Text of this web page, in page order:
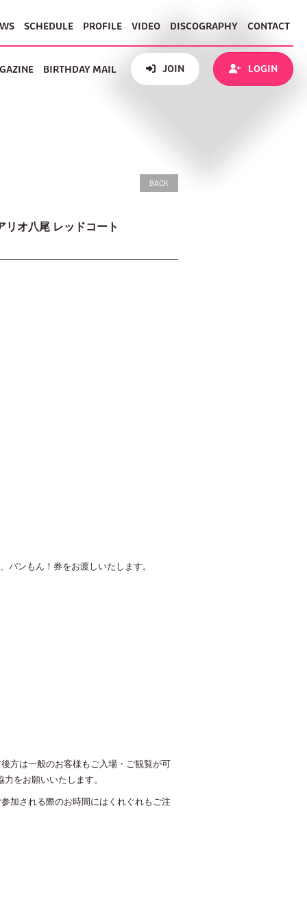
SCHEDULE PROFILE VIDEO DISCOGRAPHY CONTACT
BIRTHDAY MAIL JOIN LOGIN
BACK
オ八尾 レッドコート
ンもん！券をお渡しいたします。
方は一般のお客様もご入場・ご観覧が可
をお願いいたします。
加される際のお時間にはくれぐれもご注